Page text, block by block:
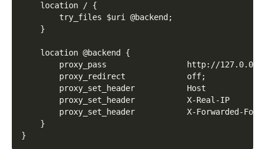
    location / {
        try_files $uri @backend;
    }
    location @backend {
proxy_pass                 http://
        proxy_redirect             off;
proxy_set_header           Host
proxy_set_header           X-Real-IP
proxy_set_header           X-Forwarded-For
    }
}